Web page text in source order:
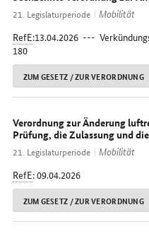
21. Legislaturperiode
Mobilität
RefE:13.04.2026 ---
180
ZUM GESETZ / ZUR VERORDNUNG
Verordnung zur Änderung
Prüfung, die Zulassung und
21. Legislaturperiode
Mobilität
RefE: 09.04.2026
ZUM GESETZ / ZUR VERORDNUNG